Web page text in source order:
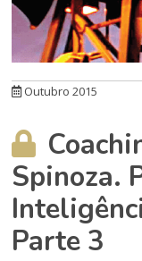
Outubro 2015
Spinoza.
Parte 3